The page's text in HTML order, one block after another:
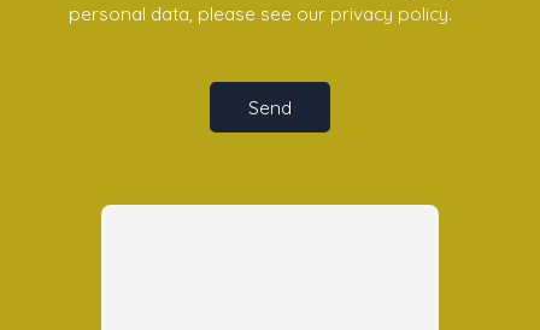
personal data, please see our privacy policy.
Send